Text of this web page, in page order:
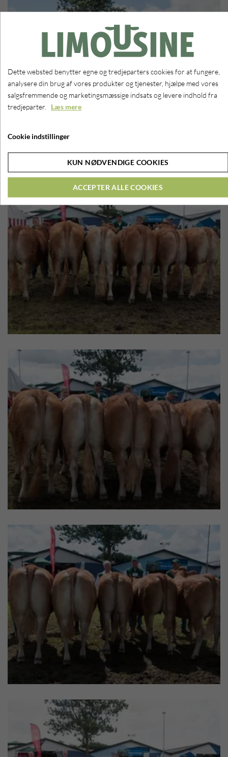
Dette websted benytter egne og tredjeparters cookies for at fungere,
analysere din brug af vores produkter og tjenester, hjælpe med vores
salgsfremmende og marketingsmæssige indsats og levere indhold fra
tredjeparter. Læs mere
Cookie indstillinger
KUN NØDVENDIGE COOKIES
ACCEPTER ALLE COOKIES